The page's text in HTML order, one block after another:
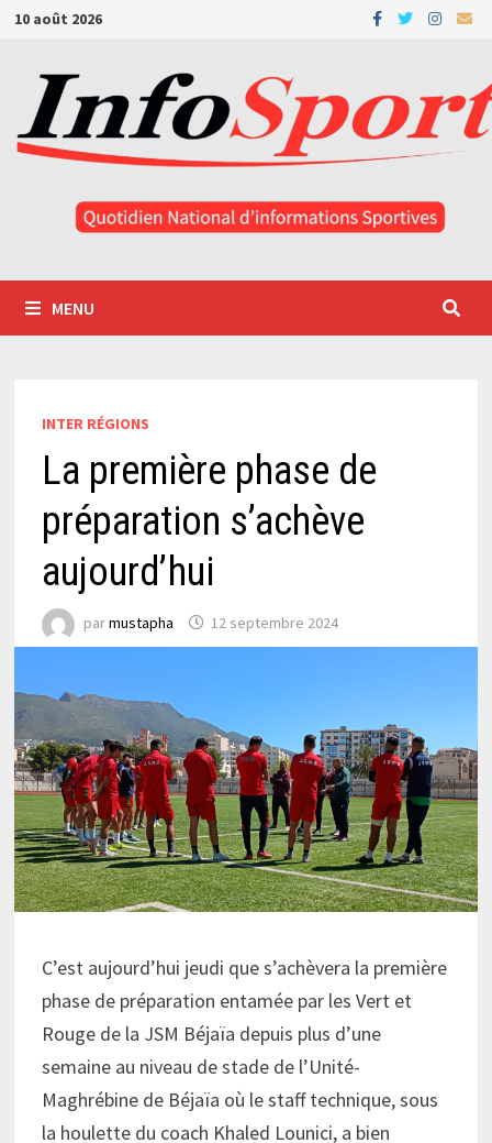
Passer
contenu
10 août 2026
MENU
INTER RÉGIONS
La première phase de
préparation s’achève
aujourd’hui
parmustapha 12 septembre 2024
C’est aujourd’hui jeudi que s’achèvera la première
phase de préparation entamée par les Vert et
Rouge de la JSM Béjaïa depuis plus d’une
semaine au niveau de stade de l’Unité-
Maghrébine de Béjaïa où le staff technique, sous
la houlette du coach Khaled Lounici, a bien